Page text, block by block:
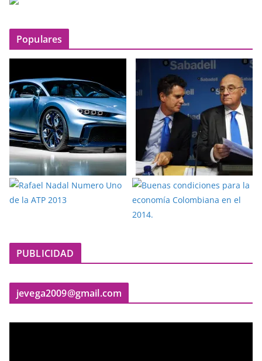
Populares
PUBLICIDAD
jevega2009@gmail.com